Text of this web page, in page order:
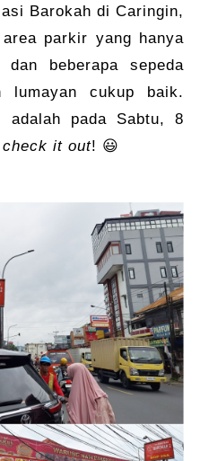
Barokah di Caringin,
parkir yang hanya
beberapa sepeda
cukup baik.
adalah pada Sabtu, 8
it out! 😃